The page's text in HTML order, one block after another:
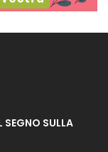
SEGNO SULLA